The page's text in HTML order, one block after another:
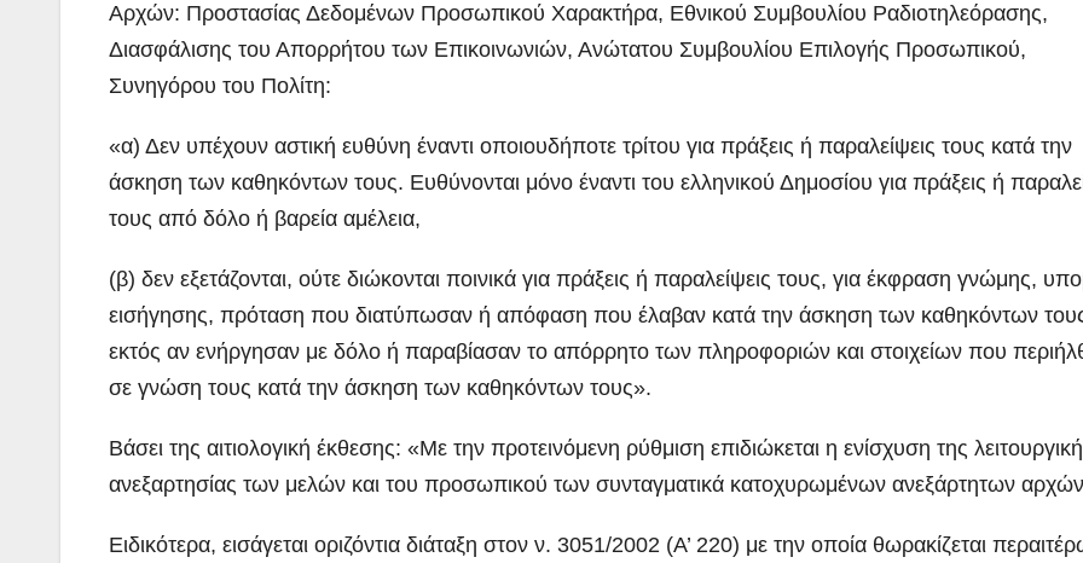
Αρχών: Προστασίας Δεδομένων Προσωπικού Χαρακτήρα, Εθνικού Συμβουλίου Ραδιοτηλεόρασης,
Διασφάλισης του Απορρήτου των Επικοινωνιών, Ανώτατου Συμβουλίου Επιλογής Προσωπικού,
Συνηγόρου του Πολίτη:
«α) Δεν υπέχουν αστική ευθύνη έναντι οποιουδήποτε τρίτου για πράξεις ή παραλείψεις τους κατά την
άσκηση των καθηκόντων τους. Ευθύνονται μόνο έναντι του ελληνικού Δημοσίου για πράξεις ή
τους από δόλο ή βαρεία αμέλεια,
(β) δεν εξετάζονται, ούτε διώκονται ποινικά για πράξεις ή παραλείψεις τους, για έκφραση γνώμης,
εισήγησης, πρόταση που διατύπωσαν ή απόφαση που έλαβαν κατά την άσκηση των καθηκόντων
εκτός αν ενήργησαν με δόλο ή παραβίασαν το απόρρητο των πληροφοριών και στοιχείων που
σε γνώση τους κατά την άσκηση των καθηκόντων τους».
Βάσει της αιτιολογική έκθεσης: «Με την προτεινόμενη ρύθμιση επιδιώκεται η ενίσχυση της
ανεξαρτησίας των μελών και του προσωπικού των συνταγματικά κατοχυρωμένων ανεξάρτητων
Ειδικότερα, εισάγεται οριζόντια διάταξη στον ν. 3051/2002 (Α’ 220) με την οποία θωρακίζεται
ΠΕΡΙΒΑΛΛΟΝ ΡΕΠΟΡΤΑΖ ΒΙΝΤΕΟ ΤΑ ΣΚΟΥΠΙΔΙΑ ΡΕΠΟΡΤΑΖ ΒΙΝΤΕΟ